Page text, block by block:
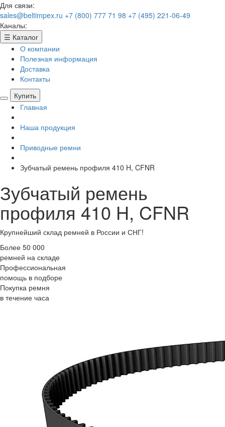
Для связи:
sales@beltimpex.ru +7 (800) 777 71 98 +7 (495) 221-06-49
Каналы:
☰ Каталог
О компании
Полезная информация
Доставка
Контакты
Купить
Главная
Наша продукция
Приводные ремни
Зубчатый ремень профиля 410 H, CFNR
Зубчатый ремень
профиля 410 H, CFNR
Крупнейший склад ремней в России и СНГ!
Более 50 000
ремней на складе
Профессиональная
помощь в подборе
Покупка ремня
в течение часа